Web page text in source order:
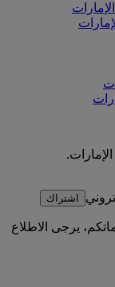
اشتراك
يرجى الاطلاع